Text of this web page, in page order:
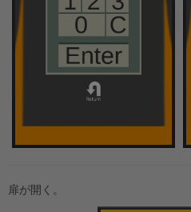
扉が開く。